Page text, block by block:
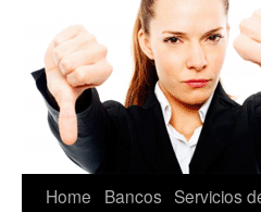
Home Bancos Servicios